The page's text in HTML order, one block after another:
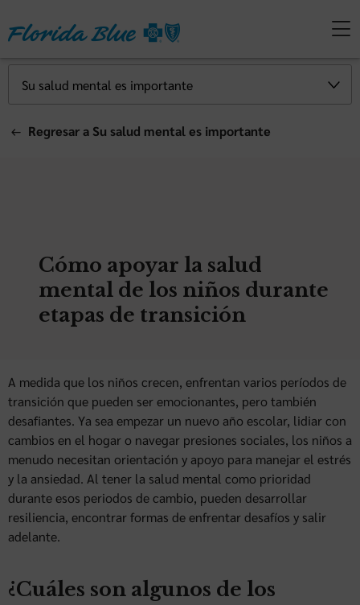
Regresar a Su salud mental es importante
Cómo apoyar la salud
mental de los niños durante
etapas de transición
A medida que los niños crecen, enfrentan varios períodos de
transición que pueden ser emocionantes, pero también
desafiantes. Ya sea empezar un nuevo año escolar, lidiar con
cambios en el hogar o navegar presiones sociales, los niños a
menudo necesitan orientación y apoyo para manejar el estrés
y la ansiedad. Al tener la salud mental como prioridad
durante esos periodos de cambio, pueden desarrollar
resiliencia, encontrar formas de enfrentar desafíos y salir
adelante.
¿Cuáles son algunos de los